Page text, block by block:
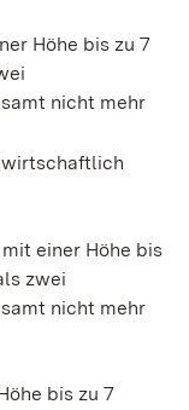
Höhe bis zu 7
nicht mehr
einer Höhe bis
zwei
nicht mehr
bis zu 7